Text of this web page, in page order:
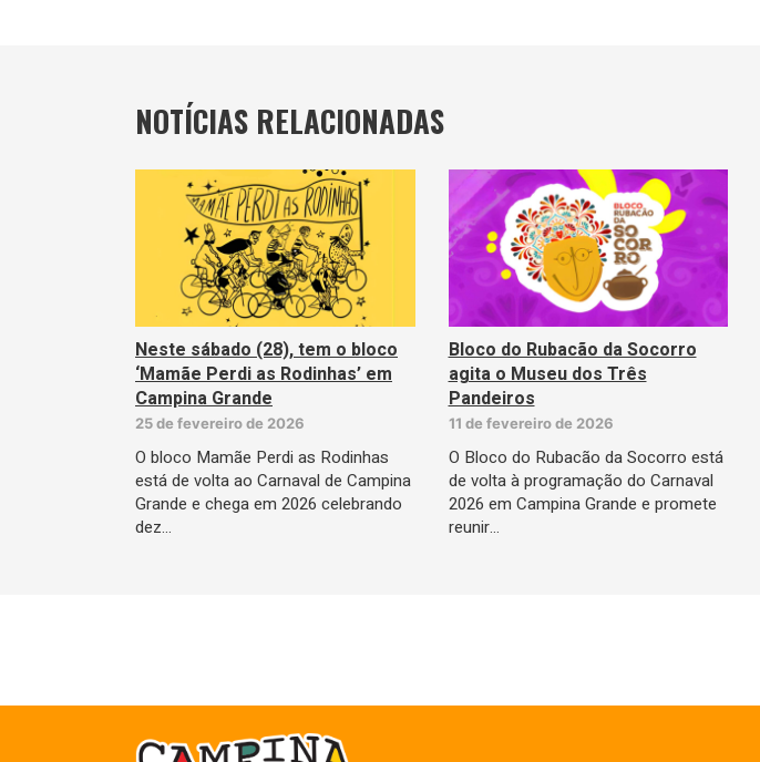
NOTÍCIAS RELACIONADAS
Neste sábado (28), tem o bloco
‘Mamãe Perdi as Rodinhas’ em
Campina Grande
25 de fevereiro de 2026
O bloco Mamãe Perdi as Rodinhas
está de volta ao Carnaval de Campina
Grande e chega em 2026 celebrando
dez…
Bloco do Rubacão da Socorro
agita o Museu dos Três
Pandeiros
11 de fevereiro de 2026
O Bloco do Rubacão da Socorro está
de volta à programação do Carnaval
2026 em Campina Grande e promete
reunir…